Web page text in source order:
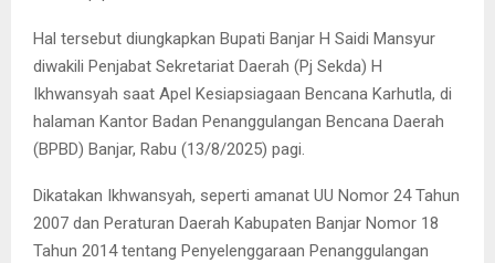
Hal tersebut diungkapkan Bupati Banjar H Saidi Mansyur
diwakili Penjabat Sekretariat Daerah (Pj Sekda) H
Ikhwansyah saat Apel Kesiapsiagaan Bencana Karhutla, di
halaman Kantor Badan Penanggulangan Bencana Daerah
(BPBD) Banjar, Rabu (13/8/2025) pagi.
Dikatakan Ikhwansyah, seperti amanat UU Nomor 24 Tahun
2007 dan Peraturan Daerah Kabupaten Banjar Nomor 18
Tahun 2014 tentang Penyelenggaraan Penanggulangan